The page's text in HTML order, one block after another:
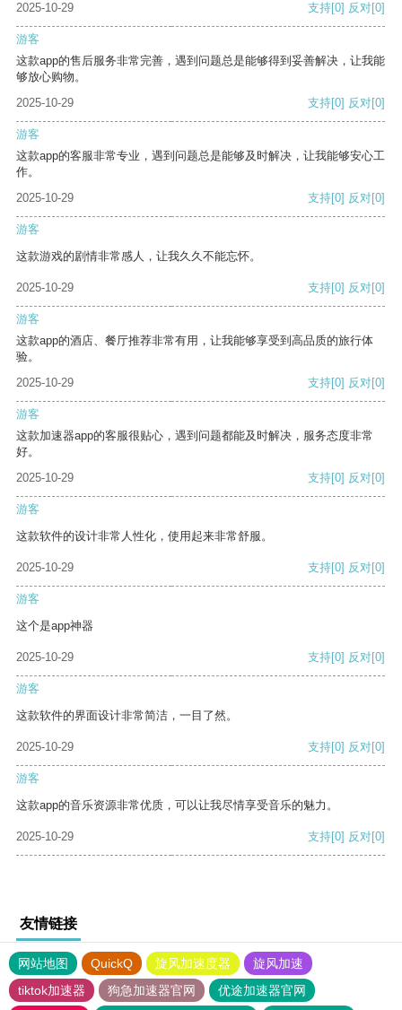
2025-10-29 支持[0] 反对[0]
游客
这款app的售后服务非常完善，遇到问题总是能够得到妥善解决，让我能
够放心购物。
2025-10-29
支持[0] 反对[0]
游客
这款app的客服非常专业，遇到问题总是能够及时解决，让我能够安心工
作。
2025-10-29
支持[0] 反对[0]
游客
这款游戏的剧情非常感人，让我久久不能忘怀。
2025-10-29 支持[0] 反对[0]
游客
这款app的酒店、餐厅推荐非常有用，让我能够享受到高品质的旅行体
验。
2025-10-29
支持[0] 反对[0]
游客
这款加速器app的客服很贴心，遇到问题都能及时解决，服务态度非常
好。
2025-10-29
支持[0] 反对[0]
游客
这款软件的设计非常人性化，使用起来非常舒服。
2025-10-29 支持[0] 反对[0]
游客
这个是app神器
2025-10-29 支持[0] 反对[0]
游客
这款软件的界面设计非常简洁，一目了然。
2025-10-29 支持[0] 反对[0]
游客
这款app的音乐资源非常优质，可以让我尽情享受音乐的魅力。
2025-10-29 支持[0] 反对[0]
友情链接
网站地图 QuickQ 旋风加速度器
旋风加速
tiktok加速器
狗急加速器官网 优途加速器官网